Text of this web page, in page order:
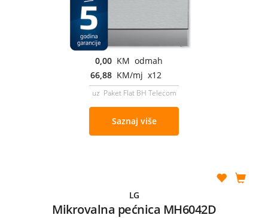
0,00 KM odmah
66,88 KM/mj x12
uz Paket Flat BH Telecom
Saznaj više
LG
Mikrovalna pećnica MH6042D